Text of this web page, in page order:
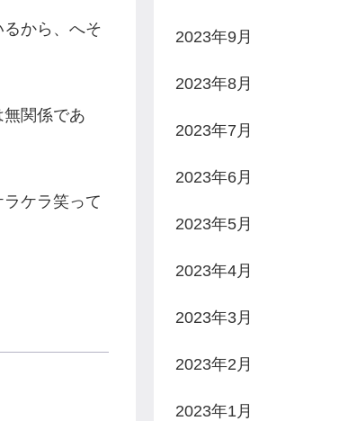
から、へそ
関係であ
ケラ笑って
2023年9月
2023年8月
2023年7月
2023年6月
2023年5月
2023年4月
2023年3月
2023年2月
2023年1月